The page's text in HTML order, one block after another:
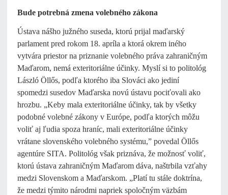
Bude potrebná zmena volebného zákona
Ústava nášho južného suseda, ktorú prijal maďarský
parlament pred rokom 18. apríla a ktorá okrem iného
vytvára priestor na priznanie volebného práva zahraničným
Maďarom, nemá exteritoriálne účinky. Myslí si to politológ
László Öllős, podľa ktorého iba Slováci ako jediní
spomedzi susedov Maďarska novú ústavu pociťovali ako
hrozbu. „Keby mala exteritoriálne účinky, tak by všetky
podobné volebné zákony v Európe, podľa ktorých môžu
voliť aj ľudia spoza hraníc, mali exteritoriálne účinky
vrátane slovenského volebného systému,” povedal Öllős
agentúre SITA. Politológ však priznáva, že možnosť voliť,
ktorú ústava zahraničným Maďarom dáva, naštrbila vzťahy
medzi Slovenskom a Maďarskom. „Platí tu stále doktrína,
že medzi týmito národmi napriek spoločným väzbám